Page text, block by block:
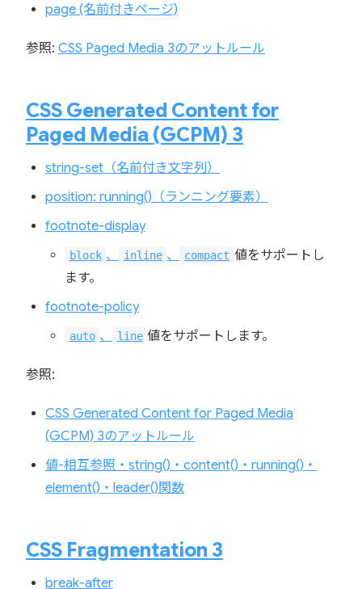
page (名前付きページ)
参照: CSS Paged Media 3のアットルール
CSS Generated Content for
Paged Media (GCPM) 3
string-set（名前付き文字列）
position: running()（ランニング要素）
footnote-display
block 、 inline 、 compact 値をサポートし
ます。
footnote-policy
auto 、 line 値をサポートします。
参照:
CSS Generated Content for Paged Media
(GCPM) 3のアットルール
値-相互参照・string()・content()・running()・
element()・leader()関数
CSS Fragmentation 3
break-after